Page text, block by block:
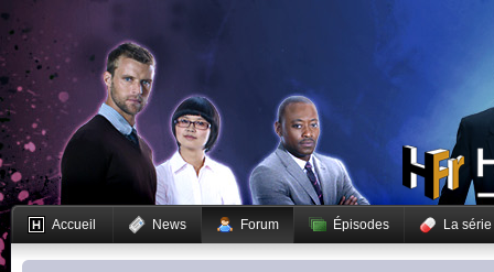
Accueil News Forum Épisodes La série